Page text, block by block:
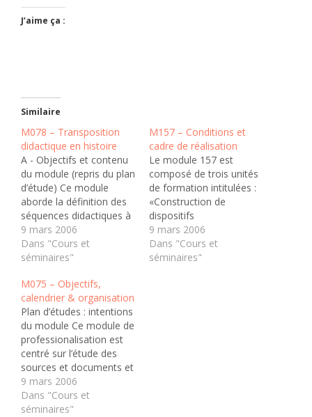
J’aime ça :
Similaire
M078 – Transposition
didactique en histoire
A - Objectifs et contenu
du module (repris du plan
d’étude) Ce module
aborde la définition des
séquences didactiques à
partir de problématiques
historiques, des élèves
concernés et des
terme du module,
l’étudiant-e est en
mesure de - exploiter
des savoirs disciplinaires,
didactiques et
épistémologiques en
histoire…
9 mars 2006
Dans "Cours et
séminaires"
M157 – Conditions et
cadre de réalisation
Le module 157 est
composé de trois unités
de formation intitulées :
«Construction de
dispositifs
d’enseignement et
d’évaluation en histoire»,
«Représentations,
9 mars 2006
Dans "Cours et
séminaires"
M075 – Objectifs,
calendrier & organisation
Plan d’études : intentions
du module Ce module de
professionalisation est
centré sur l’étude des
sources et documents et
leur utilisation à des fins
pédagogiques et
didactiques en sciences
9 mars 2006
Dans "Cours et
séminaires"